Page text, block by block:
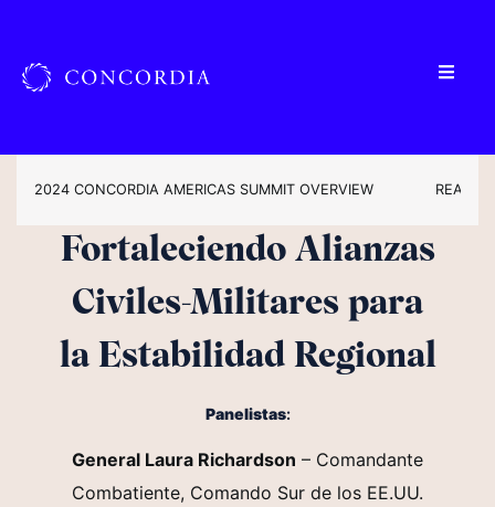
2024 CONCORDIA AMERICAS SUMMIT OVERVIEW READ
Fortaleciendo Alianzas
Civiles-Militares para
la Estabilidad Regional
Panelistas:
General Laura Richardson – Comandante
Combatiente, Comando Sur de los EE.UU.